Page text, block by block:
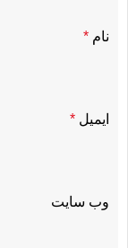
نام *
ایمیل *
وب‌ سایت